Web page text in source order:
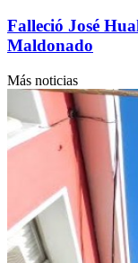
Falleció José
Maldonado
Más noticias